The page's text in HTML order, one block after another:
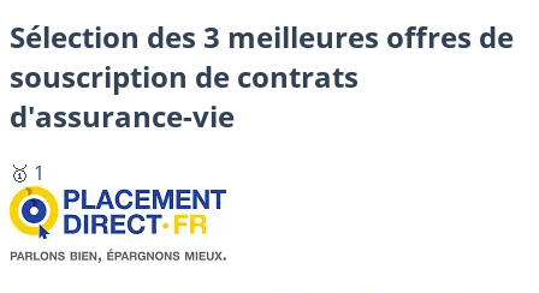
Sélection des 3 meilleures offres de
souscription de contrats
d'assurance-vie
🥇 1